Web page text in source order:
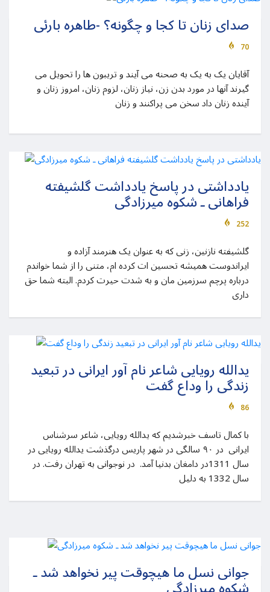
صدای زنان تا کجا و چگونه؟ -طاهره بارئی
70
آقایان یک به یک به صحنه می آیند و تریبون ها را تحویل می
گیرند آنها در مورد بدن زن، نیاز زنان، لزوم زنان، امروز زنان و
آینده زنان داد سخن می پراکنند و زنان
یادداشتی در پاسخ یادداشت گلشیفته
فراهانی ـ شکوه میرزادگی
252
ایراندوست همیشه تحسین ات کرده ام، متنی را از شما خواندم
درباره پرچم سرزمین مان و به شدت حیرت کردم. البته شما حق
داری
یدالله رویایی شاعر نام آور ایرانی در تبعید
زندگی را وداع گفت
86
با کمال تاسف خبرشدیم که یدالله رویایی، شاعر سرشناس
ایرانی در ۹۰ سالگی در شهر پاریس درگذشت یدالله رویایی در
سال 1311در دامغان بدنیا آمد. در نوجوانی به تهران رفت. در
سال 1332 به دلیل
جوانی نسل ما هیچوقت پیر نخواهد شد ـ